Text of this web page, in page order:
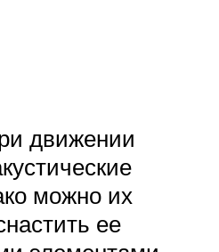
движении
можно их
ее